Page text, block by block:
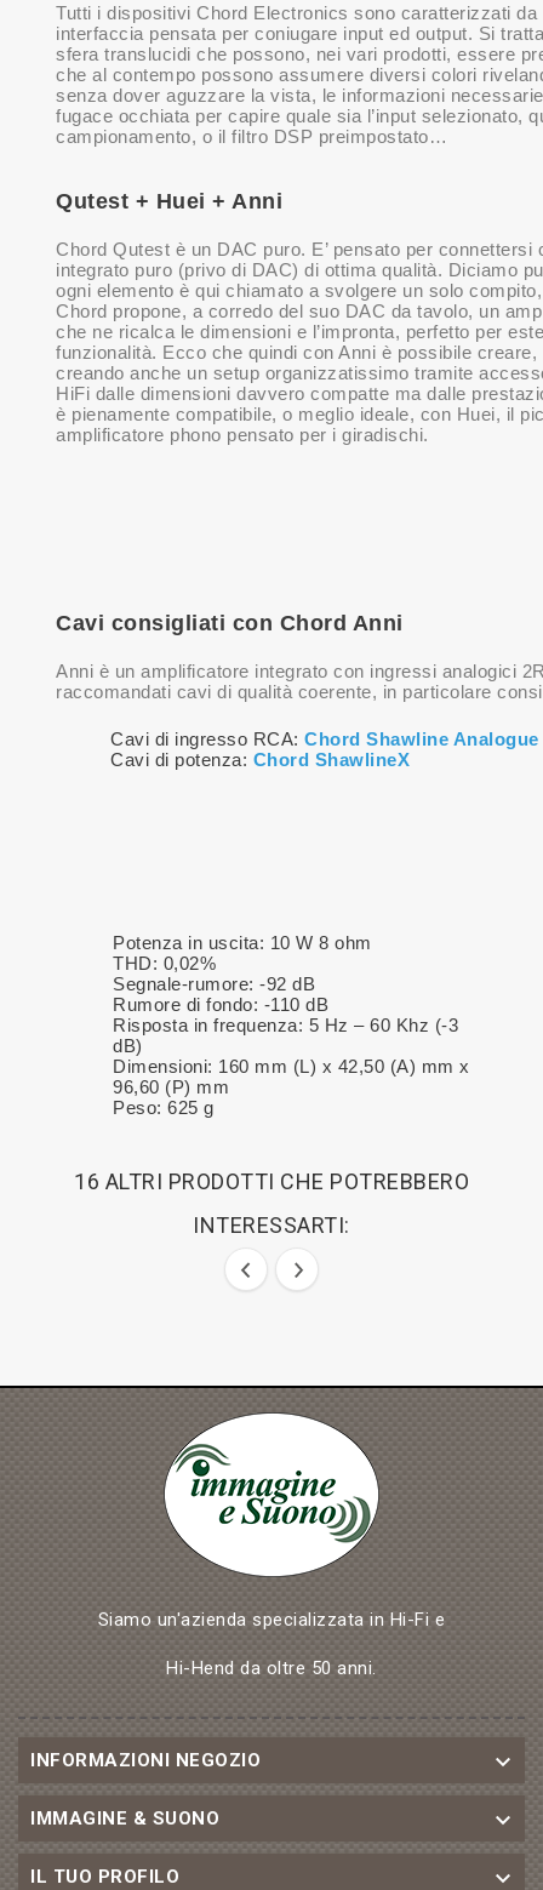
Tutti i dispositivi Chord Electronics sono caratterizzati da
interfaccia pensata per coniugare input ed output. Si
sfera translucidi che possono, nei vari prodotti, essere
che al contempo possono assumere diversi colori
senza dover aguzzare la vista, le informazioni
fugace occhiata per capire quale sia l’input selezionato,
campionamento, o il filtro DSP preimpostato…
Qutest + Huei + Anni
Chord Qutest è un DAC puro. E’ pensato per connettersi
integrato puro (privo di DAC) di ottima qualità. Diciamo
ogni elemento è qui chiamato a svolgere un solo
Chord propone, a corredo del suo DAC da tavolo, un
che ne ricalca le dimensioni e l’impronta, perfetto per
funzionalità. Ecco che quindi con Anni è possibile creare,
creando anche un setup organizzatissimo tramite
HiFi dalle dimensioni davvero compatte ma dalle
è pienamente compatibile, o meglio ideale, con Huei, il
amplificatore phono pensato per i giradischi.
Cavi consigliati con Chord Anni
Anni è un amplificatore integrato con ingressi analogici
raccomandati cavi di qualità coerente, in particolare
Cavi di ingresso RCA: Chord Shawline Analogue
Cavi di potenza: Chord ShawlineX
Potenza in uscita: 10 W 8 ohm
THD: 0,02%
Segnale-rumore: -92 dB
Rumore di fondo: -110 dB
Risposta in frequenza: 5 Hz – 60 Khz (-3
dB)
Dimensioni: 160 mm (L) x 42,50 (A) mm x
96,60 (P) mm
Peso: 625 g
16 ALTRI PRODOTTI CHE POTREBBERO
INTERESSARTI:
Siamo un'azienda specializzata in Hi-Fi e
Hi-Hend da oltre 50 anni.
INFORMAZIONI NEGOZIO 
IMMAGINE & SUONO 
IL TUO PROFILO 